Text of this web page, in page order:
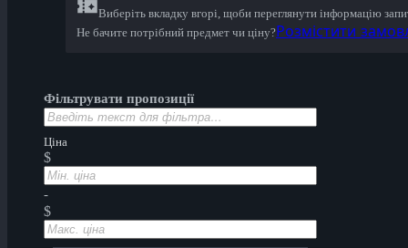
Виберіть вкладку вгорі, щоби переглянути інформацію
Не бачите потрібний предмет чи ціну?Розмістити
Фільтрувати пропозиції
Ціна
$
-
$